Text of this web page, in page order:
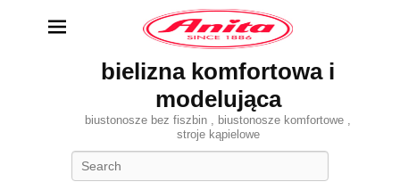
bielizna komfortowa i
modelująca
biustonosze bez fiszbin , biustonosze komfortowe ,
stroje kąpielowe